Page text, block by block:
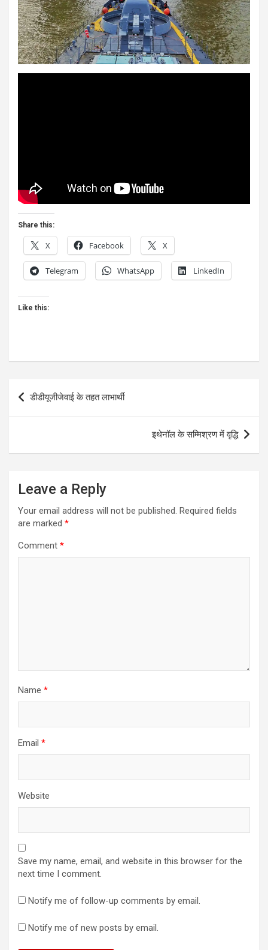
Share this:
X Facebook X
Telegram WhatsApp LinkedIn
Like this:
Post
navigation
डीडीयूजीजेवाई के तहत लाभार्थी
इथेनॉल के सम्मिश्रण में वृद्धि
Leave a Reply
Your email address will not be published. Required fields
are marked *
Comment *
Name *
Email *
Website
Save my name, email, and website in this browser for the
next time I comment.
Notify me of follow-up comments by email.
Notify me of new posts by email.